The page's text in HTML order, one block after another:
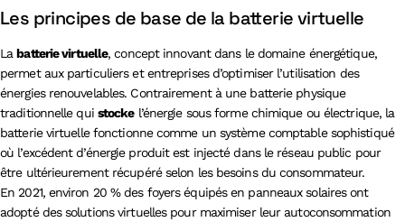
Les principes de base de la batterie virtuelle
Labatterie virtuelle, concept innovant dans le domaine énergétique,
permet aux particuliers et entreprises d’optimiser l’utilisation des
énergies renouvelables. Contrairement à une batterie physique
traditionnelle qui stockel’énergie sous forme chimique ou électrique, la
batterie virtuelle fonctionne comme un système comptable sophistiqué
où l’excédent d’énergie produit est injecté dans le réseau public pour
être ultérieurement récupéré selon les besoins du consommateur.
En 2021, environ 20 % des foyers équipés en panneaux solaires ont
adopté des solutions virtuelles pour maximiser leur autoconsommation